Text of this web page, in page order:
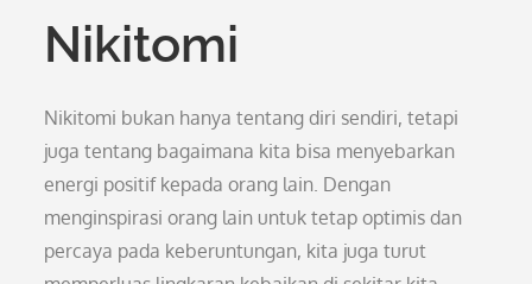
Nikitomi
Nikitomi bukan hanya tentang diri sendiri, tetapi
juga tentang bagaimana kita bisa menyebarkan
energi positif kepada orang lain. Dengan
menginspirasi orang lain untuk tetap optimis dan
percaya pada keberuntungan, kita juga turut